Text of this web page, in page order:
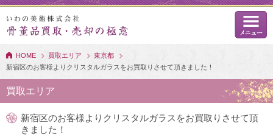
HOME 買取エリア
東京都
新宿区のお客様よりクリスタルガラスをお買取りさせて頂きました！
買取エリア
新宿区のお客様よりクリスタルガラスをお買取りさせて頂
きました！